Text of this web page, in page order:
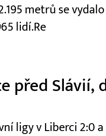
metrů se
lidí.Re
před Slávií,
ligy v Liberci 2:0